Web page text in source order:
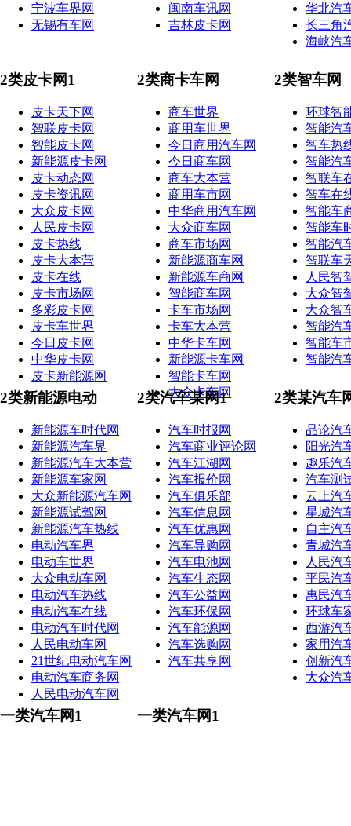
宁波车界网
无锡有车网
闽南车讯网
吉林皮卡网
华北汽
长三角
海峡汽
2类皮卡网1
皮卡天下网
智联皮卡网
智能皮卡网
新能源皮卡网
皮卡动态网
皮卡资讯网
大众皮卡网
人民皮卡网
皮卡热线
皮卡大本营
皮卡在线
皮卡市场网
多彩皮卡网
皮卡车世界
今日皮卡网
中华皮卡网
皮卡新能源网
2类商卡车网
商车世界
商用车世界
今日商用汽车网
今日商车网
商车大本营
商用车市网
中华商用汽车网
大众商车网
商车市场网
新能源商车网
新能源车商网
智能商车网
卡车市场网
卡车大本营
中华卡车网
新能源卡车网
智能卡车网
大众卡车网
2类智车网
环球智
智能汽
智车热
智能汽
智联车
智车在
智能车
智能车
智能汽
智联车
人民智
大众智
大众智
智能汽
智能车
智能汽
2类新能源电动
新能源车时代网
新能源汽车界
新能源汽车大本营
新能源车家网
大众新能源汽车网
新能源试驾网
新能源汽车热线
电动汽车界
电动车世界
大众电动车网
电动汽车热线
电动汽车在线
电动汽车时代网
人民电动车网
21世纪电动汽车网
电动汽车商务网
人民电动汽车网
2类汽车某网1
汽车时报网
汽车商业评论网
汽车江湖网
汽车报价网
汽车俱乐部
汽车信息网
汽车优惠网
汽车导购网
汽车电池网
汽车生态网
汽车公益网
汽车环保网
汽车能源网
汽车选购网
汽车共享网
2类某汽车
品论汽
阳光汽
趣乐汽
汽车测
云上汽
星城汽
自主汽
青城汽
人民汽
平民汽
惠民汽
环球车
西游汽
家用汽
创新汽
大众汽
一类汽车网1 一类汽车网1